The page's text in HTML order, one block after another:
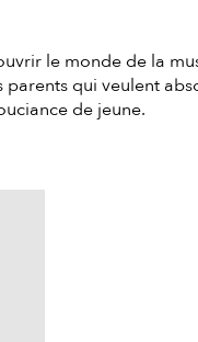
le monde de la
qui veulent
de jeune.